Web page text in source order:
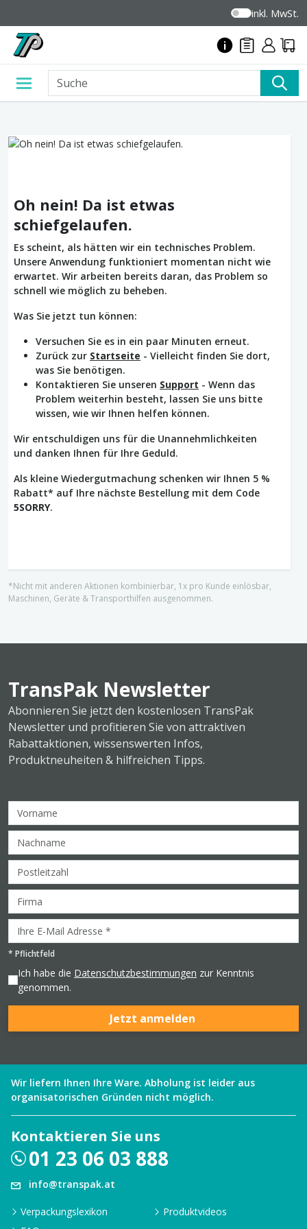
inkl. MwSt.
Oh nein! Da ist etwas
schiefgelaufen.
Es scheint, als hätten wir ein technisches Problem.
Unsere Anwendung funktioniert momentan nicht wie
erwartet. Wir arbeiten bereits daran, das Problem so
schnell wie möglich zu beheben.
Was Sie jetzt tun können:
Versuchen Sie es in ein paar Minuten erneut.
Zurück zur Startseite - Vielleicht finden Sie dort,
was Sie benötigen.
Kontaktieren Sie unseren Support - Wenn das
Problem weiterhin besteht, lassen Sie uns bitte
wissen, wie wir Ihnen helfen können.
Wir entschuldigen uns für die Unannehmlichkeiten
und danken Ihnen für Ihre Geduld.
Als kleine Wiedergutmachung schenken wir Ihnen 5 %
Rabatt* auf Ihre nächste Bestellung mit dem Code
5SORRY.
*Nicht mit anderen Aktionen kombinierbar, 1x pro Kunde einlösbar,
Maschinen, Geräte & Transporthilfen ausgenommen.
TransPak Newsletter
Abonnieren Sie jetzt den kostenlosen TransPak
Newsletter und profitieren Sie von attraktiven
Rabattaktionen, wissenswerten Infos,
Produktneuheiten & hilfreichen Tipps.
* Pflichtfeld
Ich habe die Datenschutzbestimmungen zur Kenntnis
genommen.
Jetzt anmelden
Wir liefern Ihnen Ihre Ware. Abholung ist leider aus
organisatorischen Gründen nicht möglich.
Kontaktieren Sie uns
01 23 06 03 888
info@transpak.at
Verpackungslexikon
Produktvideos